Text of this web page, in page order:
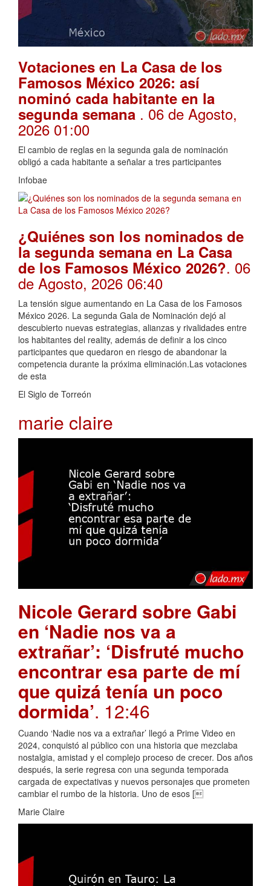
Votaciones en La Casa de los
Famosos México 2026: así
nominó cada habitante en la
segunda semana . 06 de Agosto,
2026 01:00
El cambio de reglas en la segunda gala de nominación
obligó a cada habitante a señalar a tres participantes
Infobae
¿Quiénes son los nominados de
la segunda semana en La Casa
de los Famosos México 2026?. 06
de Agosto, 2026 06:40
La tensión sigue aumentando en La Casa de los Famosos
México 2026. La segunda Gala de Nominación dejó al
descubierto nuevas estrategias, alianzas y rivalidades entre
los habitantes del reality, además de definir a los cinco
participantes que quedaron en riesgo de abandonar la
competencia durante la próxima eliminación.Las votaciones
de esta
El Siglo de Torreón
marie claire
Nicole Gerard sobre Gabi
en ‘Nadie nos va a
extrañar’: ‘Disfruté mucho
encontrar esa parte de mí
que quizá tenía un poco
dormida’. 12:46
Cuando ‘Nadie nos va a extrañar’ llegó a Prime Video en
2024, conquistó al público con una historia que mezclaba
nostalgia, amistad y el complejo proceso de crecer. Dos años
después, la serie regresa con una segunda temporada
cargada de expectativas y nuevos personajes que prometen
cambiar el rumbo de la historia. Uno de esos [
Marie Claire